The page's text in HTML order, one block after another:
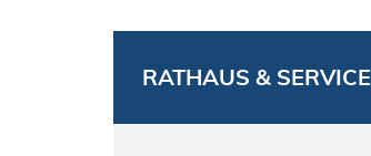
RATHAUS & SERVICE